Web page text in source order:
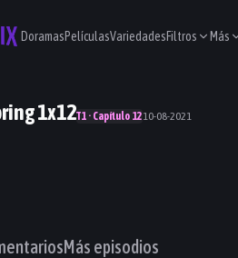
DoramasPelículasVariedadesFiltros Más
1x12T1 · Capítulo 1210-08-2021
Más episodios